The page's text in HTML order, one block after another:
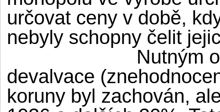
určovat ceny v době,
nebyly schopny čelit
Nutným
devalvace
koruny byl zachován,